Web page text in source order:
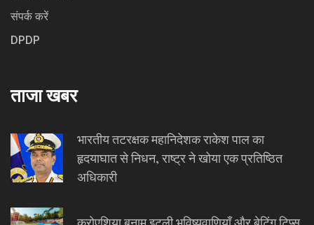
संपर्क करें
DPDP
ताजा खबर
भारतीय तटरक्षक महानिदेशक राकेश पाल का
हृदयाघात से निधन, राष्ट्र ने खोया एक प्रतिष्ठित
अधिकारी